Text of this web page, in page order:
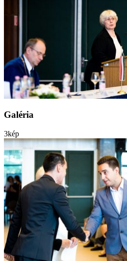
Galéria
3kép